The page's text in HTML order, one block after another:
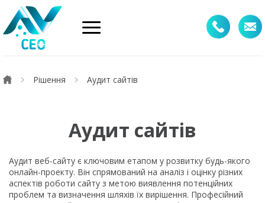
Рішення Аудит сайтів
Аудит сайтів
Аудит веб-сайту є ключовим етапом у розвитку будь-якого
онлайн-проекту. Він спрямований на аналіз і оцінку різних
аспектів роботи сайту з метою виявлення потенційних
проблем та визначення шляхів їх вирішення. Професійний